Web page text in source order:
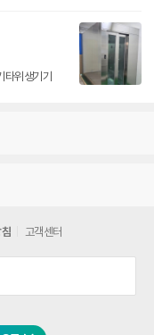
타위생기기
고객센터